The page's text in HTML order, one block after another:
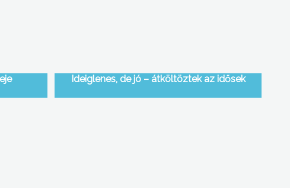
Ideiglenes, de jó – átköltöztek az idősek